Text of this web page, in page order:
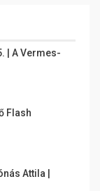
| A Vermes-
Flash
Attila |